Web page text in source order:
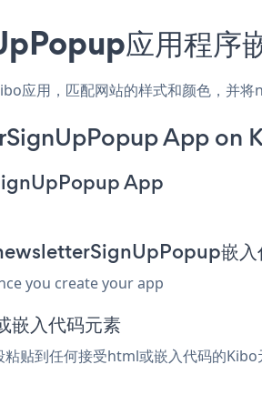
应用程序
应用，匹配网站的样式和颜色，并
App on
App
嵌入
you create your app
入代码元素
贴到任何接受html或嵌入代码的